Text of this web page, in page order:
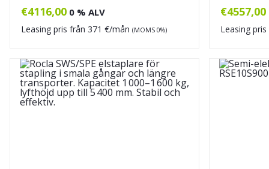
€4116,00 0 % ALV
Leasing pris från 371 €/mån (MOMS 0%)
€4557,00
Leasing